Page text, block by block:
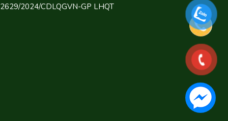
2629/2024/CDLQGVN-GP LHQT